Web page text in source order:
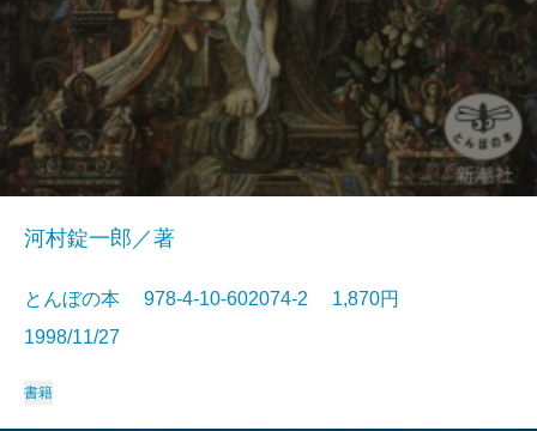
河村錠一郎／著
とんぼの本 978-4-10-602074-2 1,870円
1998/11/27
書籍